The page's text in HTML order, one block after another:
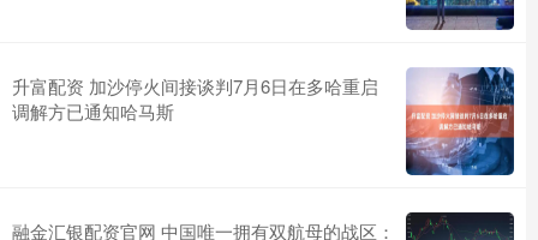
升富配资 加沙停火间接谈判7月6日在多哈重启
调解方已通知哈马斯
融金汇银配资官网 中国唯一拥有双航母的战区：